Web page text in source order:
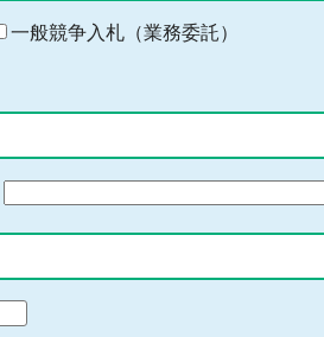
一般競争入札（業務委託）